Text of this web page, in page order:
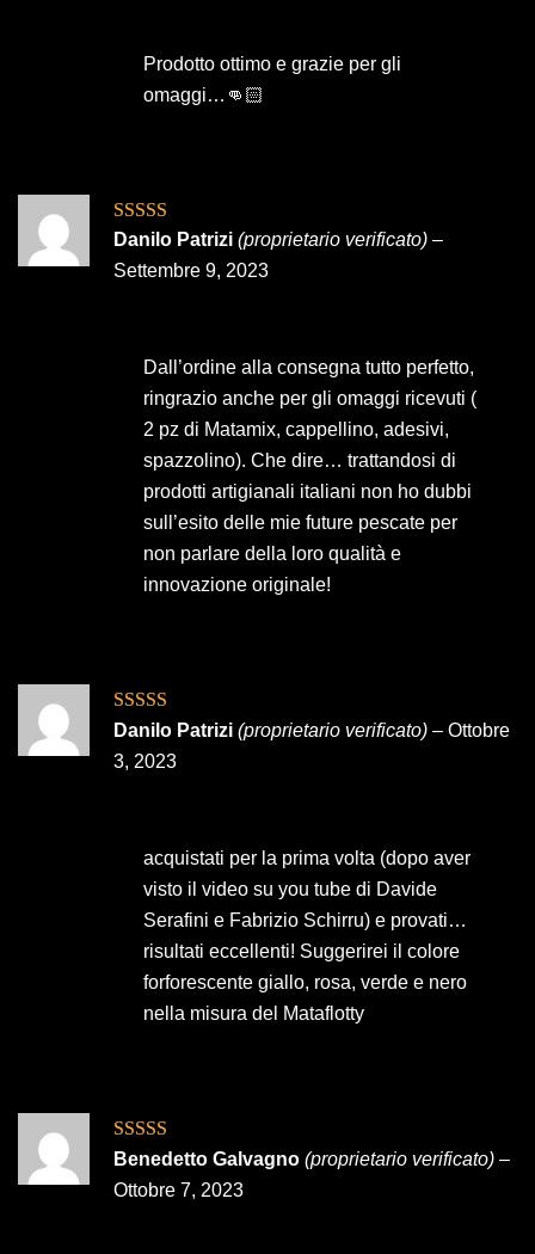
Prodotto ottimo e grazie per gli
omaggi…👊🏻
Valutato5su
5
Danilo Patrizi (proprietario verificato) –
Settembre 9, 2023
Dall’ordine alla consegna tutto perfetto,
ringrazio anche per gli omaggi ricevuti (
2 pz di Matamix, cappellino, adesivi,
spazzolino). Che dire… trattandosi di
prodotti artigianali italiani non ho dubbi
sull’esito delle mie future pescate per
non parlare della loro qualità e
innovazione originale!
Valutato5su
5
Danilo Patrizi (proprietario verificato) – Ottobre
3, 2023
acquistati per la prima volta (dopo aver
visto il video su you tube di Davide
Serafini e Fabrizio Schirru) e provati…
risultati eccellenti! Suggerirei il colore
forforescente giallo, rosa, verde e nero
nella misura del Mataflotty
Valutato5su
5
Benedetto Galvagno (proprietario verificato) –
Ottobre 7, 2023